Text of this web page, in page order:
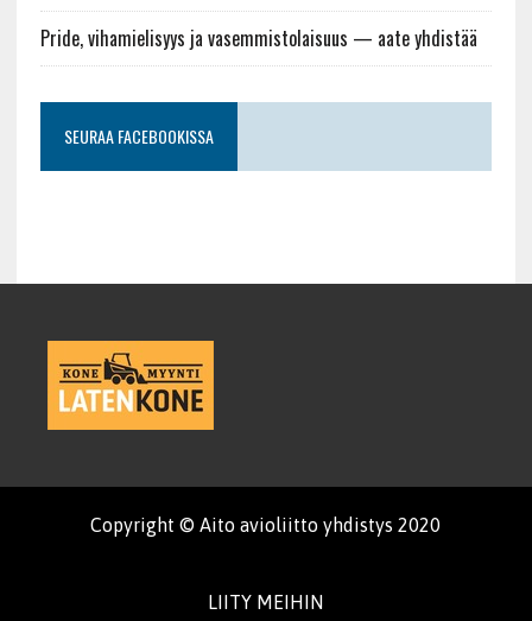
Pride, vihamielisyys ja vasemmistolaisuus — aate yhdistää
SEURAA FACEBOOKISSA
Copyright © Aito avioliitto yhdistys 2020
LIITY MEIHIN